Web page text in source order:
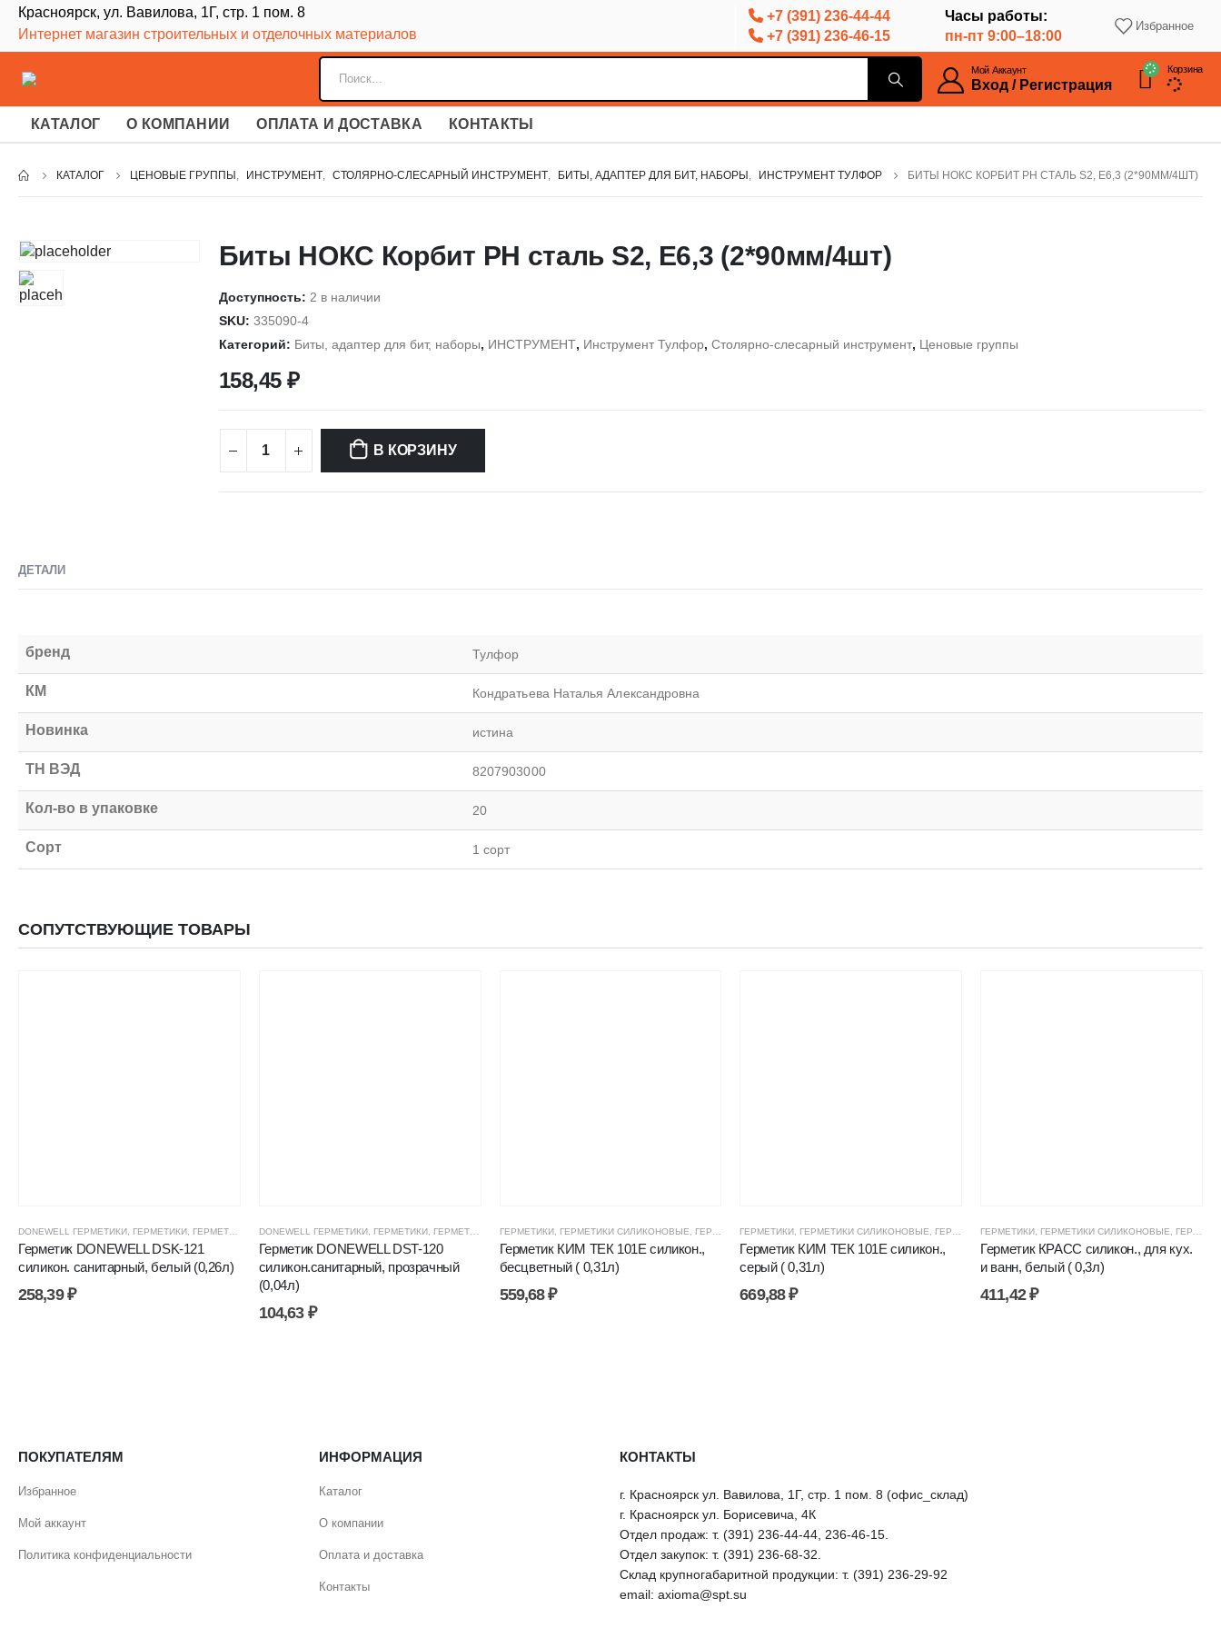
Красноярск, ул. Вавилова, 1Г, стр. 1 пом. 8
Интернет магазин строительных и отделочных материалов
+7 (391) 236-44-44
+7 (391) 236-46-15
Часы работы:
пн-пт 9:00–18:00
Избранное
Мой Аккаунт
Вход / Регистрация
Корзина
КАТАЛОГ О КОМПАНИИ ОПЛАТА И ДОСТАВКА КОНТАКТЫ
КАТАЛОГ ЦЕНОВЫЕ ГРУППЫ , ИНСТРУМЕНТ, СТОЛЯРНО-СЛЕСАРНЫЙ ИНСТРУМЕНТ, БИТЫ, АДАПТЕР ДЛЯ БИТ, НАБОРЫ , ИНСТРУМЕНТ ТУЛФОР БИТЫ НОКС КОРБИТ PH СТАЛЬ S2, Е6,3 (2*90ММ/4ШТ)
Биты НОКС Корбит PH сталь S2, Е6,3 (2*90мм/4шт)
Доступность: 2 в наличии
SKU: 335090-4
Категорий: Биты, адаптер для бит, наборы, ИНСТРУМЕНТ, Инструмент Тулфор, Столярно-слесарный инструмент, Ценовые группы
158,45₽
В КОРЗИНУ
ДЕТАЛИ
бренд Тулфор
КМ Кондратьева Наталья Александровна
Новинка истина
ТН ВЭД 8207903000
Кол-во в упаковке 20
Сорт 1 сорт
СОПУТСТВУЮЩИЕ ТОВАРЫ
DONEWELL ГЕРМЕТИКИ, ГЕРМЕТИКИ, ГЕРМЕТИКИ СИЛИКОНОВЫЕ ,ГЕРМЕТИКИ, КЛЕИ, ПЕНЫ,ЦЕНОВЫЕ ГРУППЫ
Герметик DONEWELL DSK-121
силикон. санитарный, белый (0,26л)
258,39₽
DONEWELL ГЕРМЕТИКИ, ГЕРМЕТИКИ, ГЕРМЕТИКИ СИЛИКОНОВЫЕ ,ГЕРМЕТИКИ, КЛЕИ, ПЕНЫ,ЦЕНОВЫЕ ГРУППЫ
Герметик DONEWELL DST-120
силикон.санитарный, прозрачный
(0,04л)
104,63 ₽
ГЕРМЕТИКИ, ГЕРМЕТИКИ СИЛИКОНОВЫЕ, ГЕРМЕТИКИ, КЛЕИ, ПЕНЫ ,КИМ ТЕК ГЕРМЕТИКИ,ЦЕНОВЫЕ ГРУППЫ
Герметик КИМ ТЕК 101Е силикон.,
бесцветный ( 0,31л)
559,68₽
ГЕРМЕТИКИ, ГЕРМЕТИКИ СИЛИКОНОВЫЕ, ГЕРМЕТИКИ, КЛЕИ, ПЕНЫ ,КИМ ТЕК ГЕРМЕТИКИ,ЦЕНОВЫЕ
Герметик КИМ ТЕК 101Е силикон.,
серый ( 0,31л)
669,88₽
ГЕРМЕТИКИ, ГЕРМЕТИКИ СИЛИКОНОВЫЕ, ГЕРМЕТИКИ, КЛЕИ, ПЕНЫ
Герметик КРАСС силикон., для кух.
и ванн, белый ( 0,3л)
411,42₽
ПОКУПАТЕЛЯМ
Избранное
Мой аккаунт
Политика конфиденциальности
ИНФОРМАЦИЯ
Каталог
О компании
Оплата и доставка
Контакты
КОНТАКТЫ
г. Красноярск ул. Вавилова, 1Г, стр. 1 пом. 8 (офис_склад)
г. Красноярск ул. Борисевича, 4К
Отдел продаж: т. (391) 236-44-44, 236-46-15.
Отдел закупок: т. (391) 236-68-32.
Склад крупногабаритной продукции: т. (391) 236-29-92
email: axioma@spt.su